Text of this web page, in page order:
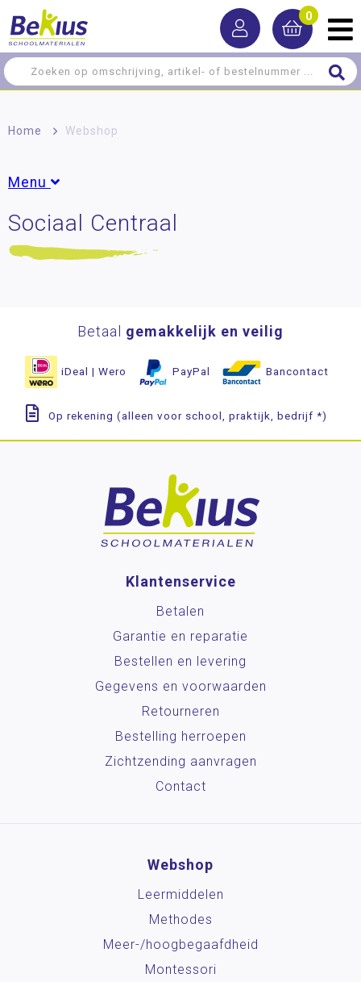
0
Home > Webshop
Menu
Rekenen
Taal
Zelfstandig werken
Wereldoriëntatie
STEAM
Sociaal-emotionele ontwikkeling
Mens & Maatschappij
Sociaal Centraal
Betaal gemakkelijk en veilig
iDeal | Wero PayPal Bancontact
Op rekening (alleen voor school, praktijk, bedrijf *)
Klantenservice
Betalen
Garantie en reparatie
Bestellen en levering
Gegevens en voorwaarden
Retourneren
Bestelling herroepen
Zichtzending aanvragen
Contact
Webshop
Leermiddelen
Methodes
Meer-/hoog­begaafdheid
Montessori